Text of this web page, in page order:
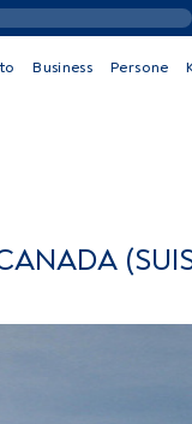
Business Persone